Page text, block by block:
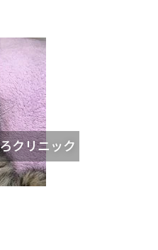
クリニック